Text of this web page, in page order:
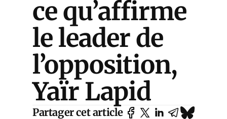
ce qu’affirme
le leader de
l’opposition,
Yaïr Lapid
Partager cet article